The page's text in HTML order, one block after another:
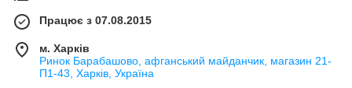
Працює з 07.08.2015
м. Харків
Ринок Барабашово, афганський майданчик, магазин 21-
П1-43, Харків, Україна